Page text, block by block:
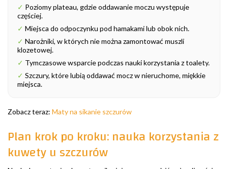
✓ Poziomy plateau, gdzie oddawanie moczu występuje
częściej.
✓ Miejsca do odpoczynku pod hamakami lub obok nich.
✓ Narożniki, w których nie można zamontować muszli
klozetowej.
✓ Tymczasowe wsparcie podczas nauki korzystania z toalety.
✓ Szczury, które lubią oddawać mocz w nieruchome, miękkie
miejsca.
Zobacz teraz: Maty na sikanie szczurów
Plan krok po kroku: nauka korzystania z
kuwety u szczurów